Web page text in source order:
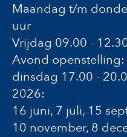
Maandag t/m
uur
Vrijdag 09.00 -
Avond
dinsdag 17.00 -
2026:
16 juni, 7 juli, 15
10 november, 8